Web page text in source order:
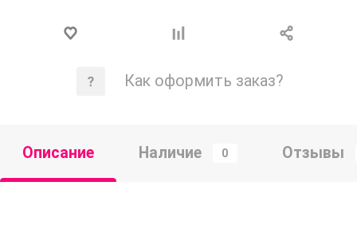
Как оформить заказ?
Описание Наличие 0 Отзывы